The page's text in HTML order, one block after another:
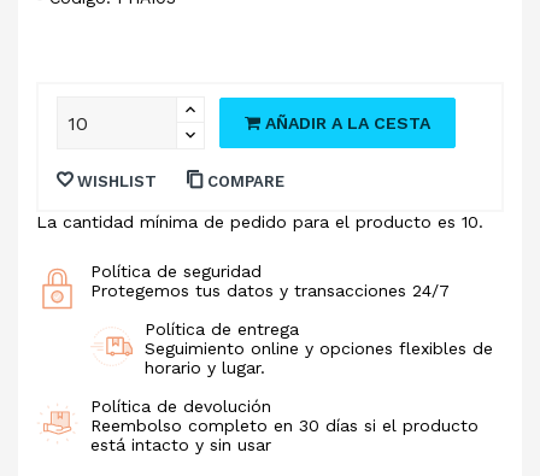
AÑADIR A LA CESTA
WISHLIST COMPARE
La cantidad mínima de pedido para el producto es 10.
Política de seguridad
Protegemos tus datos y transacciones 24/7
Política de entrega
Seguimiento online y opciones flexibles de
horario y lugar.
Política de devolución
Reembolso completo en 30 días si el producto
está intacto y sin usar